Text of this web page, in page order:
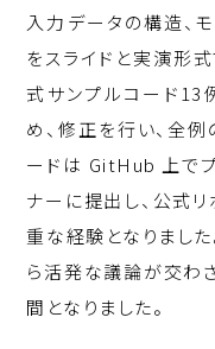
入力データの構造、
をスライドと実演形
式サンプルコード 13
め、修正を行い、全
ードは GitHub
上で
ナーに提出し、公式
重な経験となりまし
ら活発な議論が交わ
間となりました。